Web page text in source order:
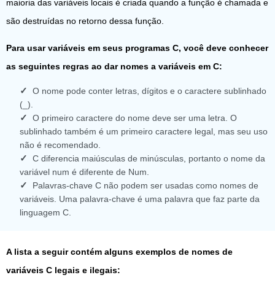
maioria das variáveis ​​locais é criada quando a função é chamada e
são destruídas no retorno dessa função.
Para usar variáveis ​​em seus programas C, você deve conhecer
as seguintes regras ao dar nomes a variáveis ​​em C:
O nome pode conter letras, dígitos e o caractere sublinhado
(_).
O primeiro caractere do nome deve ser uma letra. O
sublinhado também é um primeiro caractere legal, mas seu uso
não é recomendado.
C diferencia maiúsculas de minúsculas, portanto o nome da
variável num é diferente de Num.
Palavras-chave C não podem ser usadas como nomes de
variáveis. Uma palavra-chave é uma palavra que faz parte da
linguagem C.
A lista a seguir contém alguns exemplos de nomes de
variáveis ​​C legais e ilegais: